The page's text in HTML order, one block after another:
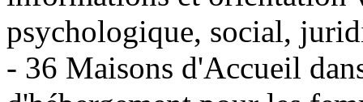
psychologique, social,
- 36 Maisons d'Accueil